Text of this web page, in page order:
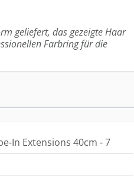
geliefert, das gezeigte Haar
Farbring für die
In Extensions 40cm - 7